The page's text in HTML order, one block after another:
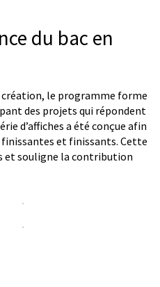
du bac en
création, le programme forme
des projets qui répondent
d’affiches a été conçue afin
et finissants. Cette
et souligne la contribution